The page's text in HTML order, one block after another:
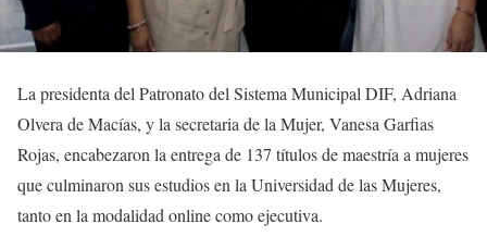
La presidenta del Patronato del Sistema Municipal DIF, Adriana
Olvera de Macías, y la secretaria de la Mujer, Vanesa Garfias
Rojas, encabezaron la entrega de 137 títulos de maestría a mujeres
que culminaron sus estudios en la Universidad de las Mujeres,
tanto en la modalidad online como ejecutiva.